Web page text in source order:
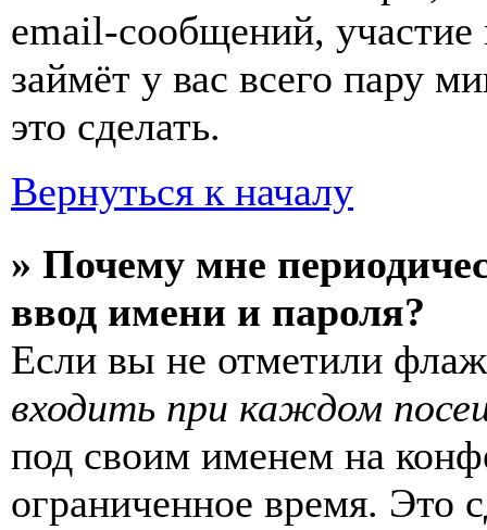
email-сообщений, участие
займёт у вас всего пару
это сделать.
Вернуться к началу
» Почему мне
ввод имени и пароля?
Если вы не отметили
входить при каждом
под своим именем на
ограниченное время. Это